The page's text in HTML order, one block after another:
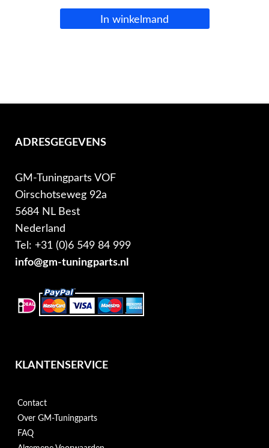
In winkelmand
ADRESGEGEVENS
GM-Tuningparts VOF
Oirschotseweg 92a
5684 NL Best
Nederland
Tel: +31 (0)6 549 84 999
info@gm-tuningparts.nl
KLANTENSERVICE
Contact
Over GM-Tuningparts
FAQ